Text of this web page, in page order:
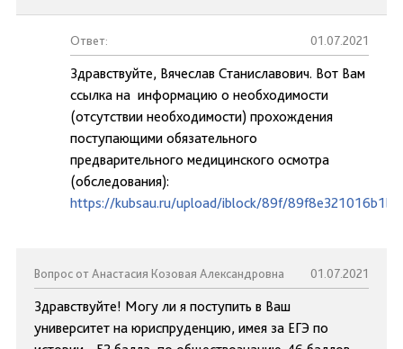
Ответ: 01.07.2021
Здравствуйте, Вячеслав Станиславович. Вот Вам
ссылка на информацию о необходимости
(отсутствии необходимости) прохождения
поступающими обязательного
предварительного медицинского осмотра
(обследования):
https://kubsau.ru/upload/iblock/89f/
Вопрос от Анастасия Козовая Александровна 01.07.2021
Здравствуйте! Могу ли я поступить в Ваш
университет на юриспруденцию, имея за ЕГЭ по